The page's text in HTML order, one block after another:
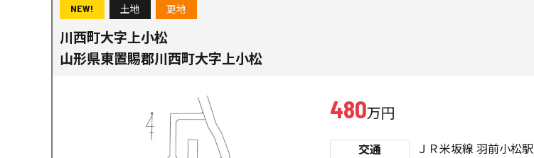
NEW! 土地 更地
川西町大字上小松
山形県東置賜郡川西町大字上小松
480万円
交通 ＪＲ米坂線 羽前小松駅